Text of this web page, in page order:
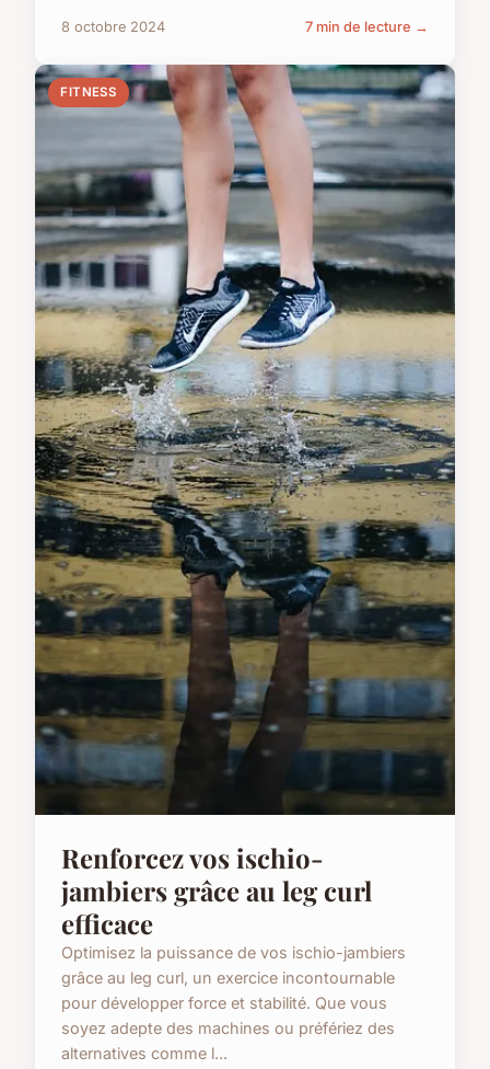
8 octobre 2024 7 min de lecture →
FITNESS
Renforcez vos ischio-
jambiers grâce au leg curl
efficace
Optimisez la puissance de vos ischio-jambiers
grâce au leg curl, un exercice incontournable
pour développer force et stabilité. Que vous
soyez adepte des machines ou préfériez des
alternatives comme l...